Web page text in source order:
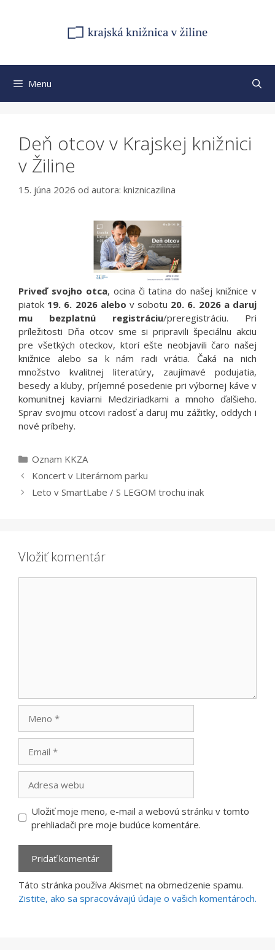
Menu
Deň otcov v Krajskej knižnici
v Žiline
15. júna 2026 od autora: kniznicazilina
Priveď svojho otca, ocina či tatina do našej knižnice v
piatok 19. 6. 2026 alebo v sobotu 20. 6. 2026 a daruj
mu bezplatnú registráciu/preregistráciu. Pri
príležitosti Dňa otcov sme si pripravili špeciálnu akciu
pre všetkých oteckov, ktorí ešte neobjavili čaro našej
knižnice alebo sa k nám radi vrátia. Čaká na nich
množstvo kvalitnej literatúry, zaujímavé podujatia,
besedy a kluby, príjemné posedenie pri výbornej káve v
komunitnej kaviarni Medziriadkami a mnoho ďalšieho.
Sprav svojmu otcovi radosť a daruj mu zážitky, oddych i
nové príbehy.
Kategórie
Oznam KKZA
Koncert v Literárnom parku
Leto v SmartLabe / S LEGOM trochu inak
Vložiť komentár
webu
Uložiť moje meno, e-mail a webovú stránku v tomto
prehliadači pre moje budúce komentáre.
Táto stránka používa Akismet na obmedzenie spamu.
Zistite, ako sa spracovávajú údaje o vašich komentároch.